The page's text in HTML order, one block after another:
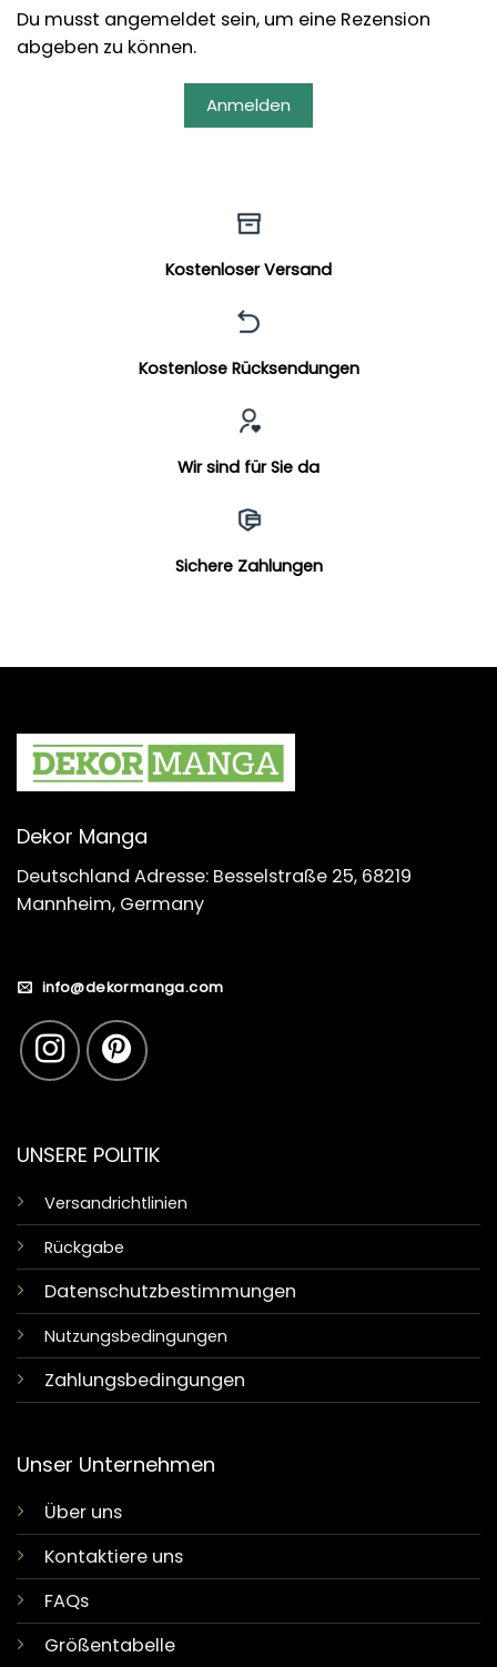
Du musst angemeldet sein, um eine Rezension
abgeben zu können.
Anmelden
Kostenloser Versand
Kostenlose Rücksendungen
Wir sind für Sie da
Sichere Zahlungen
Dekor Manga
Deutschland Adresse: Besselstraße 25, 68219
Mannheim, Germany
info@dekormanga.com
UNSERE POLITIK
Versandrichtlinien
Rückgabe
Datenschutzbestimmungen
Nutzungsbedingungen
Zahlungsbedingungen
Unser Unternehmen
Über uns
Kontaktiere uns
FAQs
Größentabelle